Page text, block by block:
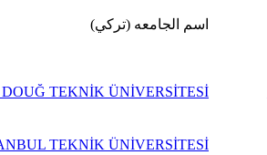
اسم الجامعه (تركي)
DOUĞ TEKNİK ÜNİVERSİTESİ
TEKNİK ÜNİVERSİTESİ